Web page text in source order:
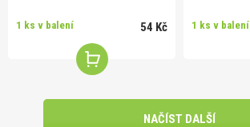
1 ks v balení 54 Kč 1 ks v balení
NAČÍST DALŠÍ